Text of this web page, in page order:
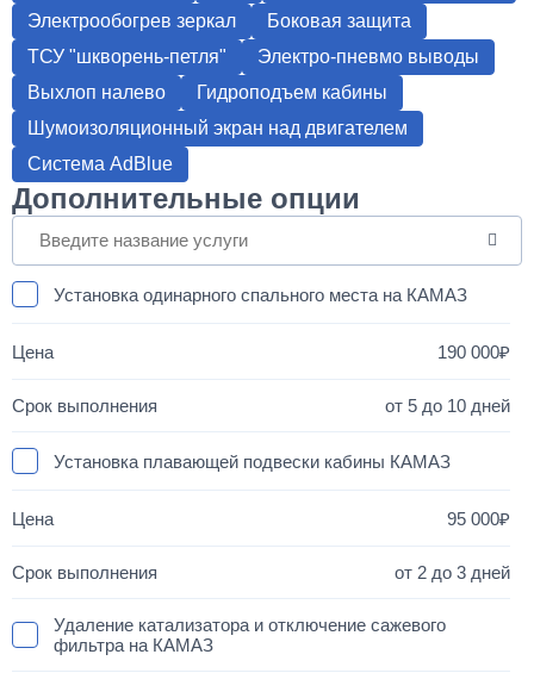
Электрообогрев зеркал
Боковая защита
ТСУ "шкворень-петля"
Электро-пневмо выводы
Выхлоп налево
Гидроподъем кабины
Шумоизоляционный экран над двигателем
Система AdBlue
Дополнительные опции
Установка одинарного спального места на КАМАЗ
190 000
от 5 до 10 дней
Установка плавающей подвески кабины КАМАЗ
95 000
от 2 до 3 дней
Удаление катализатора и отключение сажевого
фильтра на КАМАЗ